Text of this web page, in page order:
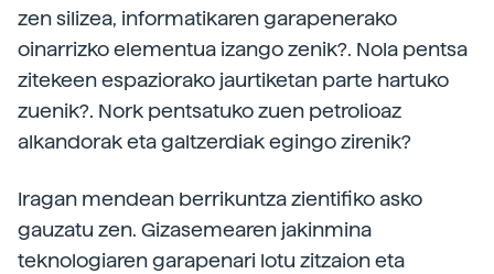
zen silizea, informatikaren garapenerako
oinarrizko elementua izango zenik?. Nola pentsa
zitekeen espaziorako jaurtiketan parte hartuko
zuenik?. Nork pentsatuko zuen petrolioaz
alkandorak eta galtzerdiak egingo zirenik?
Iragan mendean berrikuntza zientifiko asko
gauzatu zen. Gizasemearen jakinmina
teknologiaren garapenari lotu zitzaion eta